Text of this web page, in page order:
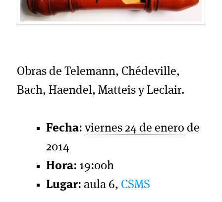
Obras de Telemann, Chédeville,
Bach, Haendel, Matteis y Leclair.
Fecha:viernes 24 de enero de
2014
Hora: 19:00h
Lugar: aula 6, CSMS